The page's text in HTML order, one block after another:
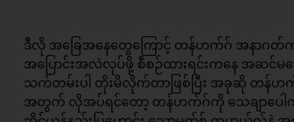
ဒီလို အခြေအနေတွေကြောင့် တန်ဟက်ဂ် အနာဂတ်
အပြောင်းအလဲလုပ်ဖို့ စီစဉ်ထားရင်းကနေ အဆင်
သက်တမ်းပါ တိုးမိလိုက်တာဖြစ်ပြီး အခုဆို တန်ဟ
အတွက် လိုအပ်ရင်တော့ တန်ဟက်ဂ်ကို သေချာပေါ